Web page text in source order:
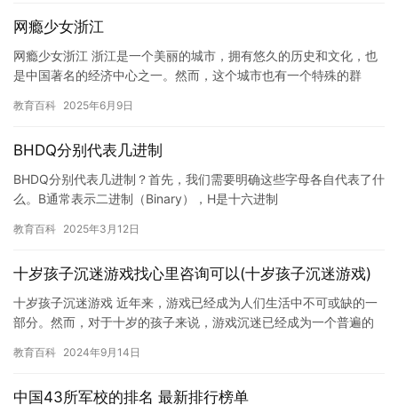
网瘾少女浙江
网瘾少女浙江 浙江是一个美丽的城市，拥有悠久的历史和文化，也
是中国著名的经济中心之一。然而，这个城市也有一个特殊的群
社交、…
教育百科 2025年6月9日
BHDQ分别代表几进制
BHDQ分别代表几进制？首先，我们需要明确这些字母各自代表了什
么。B通常表示二进制（Binary），H是十六进制
教育百科 2025年3月12日
十岁孩子沉迷游戏找心里咨询可以(十岁孩子沉迷游戏)
十岁孩子沉迷游戏 近年来，游戏已经成为人们生活中不可或缺的一
部分。然而，对于十岁的孩子来说，游戏沉迷已经成为一个普遍的
和成…
教育百科 2024年9月14日
中国43所军校的排名 最新排行榜单